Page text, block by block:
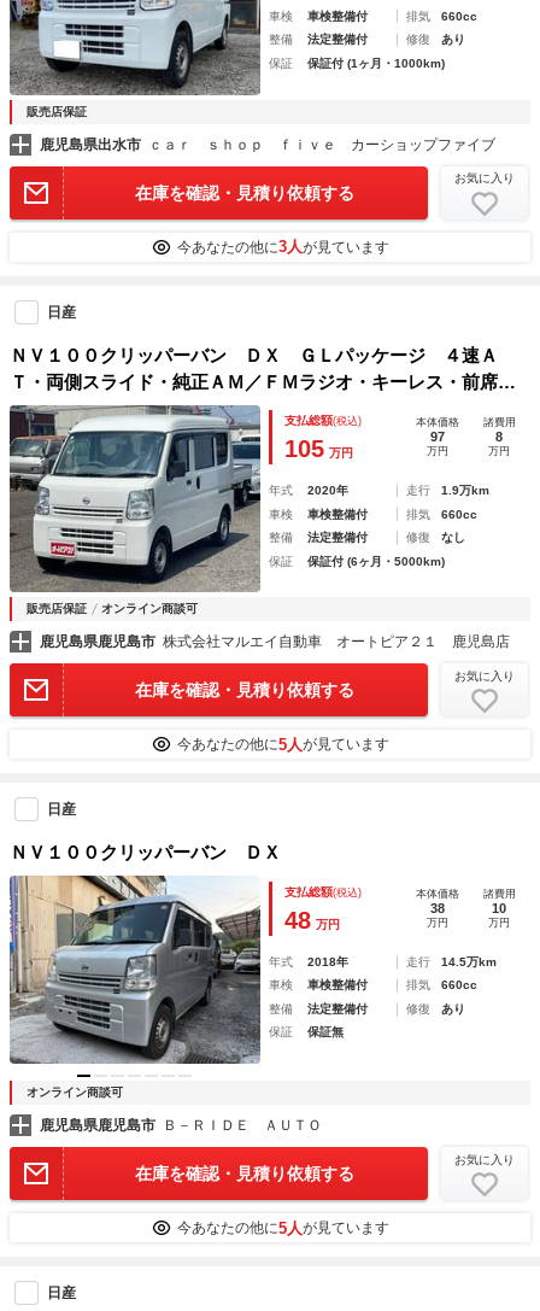
車検 車検整備付 排気
660cc
整備
法定整備付 修復
あり
保証
保証付 (1ヶ月・1000km)
販売店保証
鹿児島県出水市 ｃａｒ ｓｈｏｐ ｆｉｖｅ カーショップファイブ
在庫を確認・見積り依頼する
お気に入り
今あなたの他に3人が見ています
日産
ＮＶ１００クリッパーバン ＤＸ ＧＬパッケージ ４速Ａ
Ｔ・両側スライド・純正ＡＭ／ＦＭラジオ・キーレス・前席Ｐ
Ｗ・オーバーヘッドコンソール・ライトレベライザー・プライ
バシーガラス・Ｗエアバッグ・ＡＢＳ
支払総額(税込)
105 万円
本体価格
97
万円
諸費用
8
万円
年式 2020年 走行
1.9万km
車検
車検整備付 排気
660cc
整備
法定整備付 修復
なし
保証
保証付 (6ヶ月・5000km)
販売店保証 オンライン商談可
鹿児島県鹿児島市 株式会社マルエイ自動車 オートピア２１ 鹿児島店
在庫を確認・見積り依頼する
お気に入り
今あなたの他に5人が見ています
日産
ＮＶ１００クリッパーバン ＤＸ
支払総額(税込)
48 万円
本体価格
38
万円
諸費用
10
万円
年式 2018年 走行
14.5万km
車検
車検整備付 排気
660cc
整備
法定整備付 修復
あり
保証
保証無
オンライン商談可
鹿児島県鹿児島市 Ｂ－ＲＩＤＥ ＡＵＴＯ
在庫を確認・見積り依頼する
お気に入り
今あなたの他に5人が見ています
日産